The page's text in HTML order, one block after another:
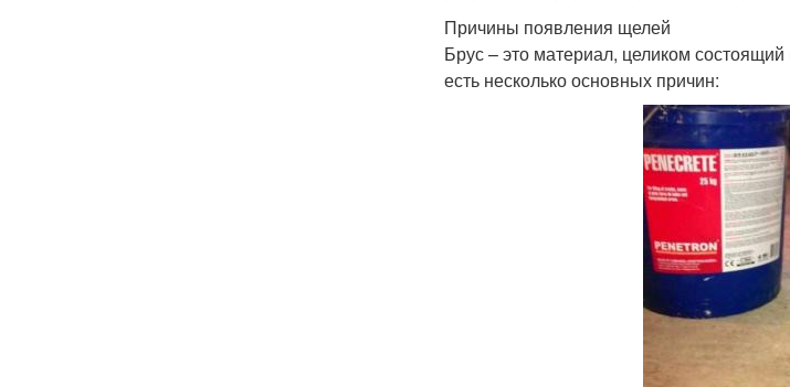
Причины появления щелей
Брус – это материал, целиком
есть несколько основных причин: